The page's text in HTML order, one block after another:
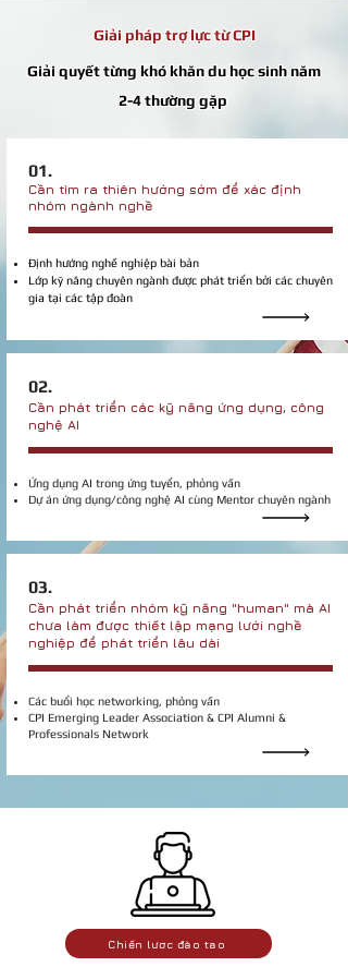
Giải pháp trợ lực từ CPI
Giải quyết từng khó khăn du học sinh năm
2-4 thường gặp
01.
Cần tìm ra thiên hướng sớm để xác định
nhóm ngành nghề
Định hướng nghề nghiệp bài bản
Lớp kỹ năng chuyên ngành được phát triển bởi các chuyên
gia tại các tập đoàn
02.
Cần phát triển các kỹ năng ứng dụng, công
nghệ AI
Ứng dụng AI trong ứng tuyển, phỏng vấn
Dự án ứng dụng/công nghệ AI cùng Mentor chuyên ngành
03.
Cần phát triển nhóm kỹ năng "human" mà AI
chưa làm được thiết lập mạng lưới nghề
nghiệp để phát triển lâu dài
Các buổi học networking, phỏng vấn
CPI Emerging Leader Association & CPI Alumni &
Professionals Network
Chiến lược đào tạo